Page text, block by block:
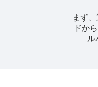
まず
ドか
ル